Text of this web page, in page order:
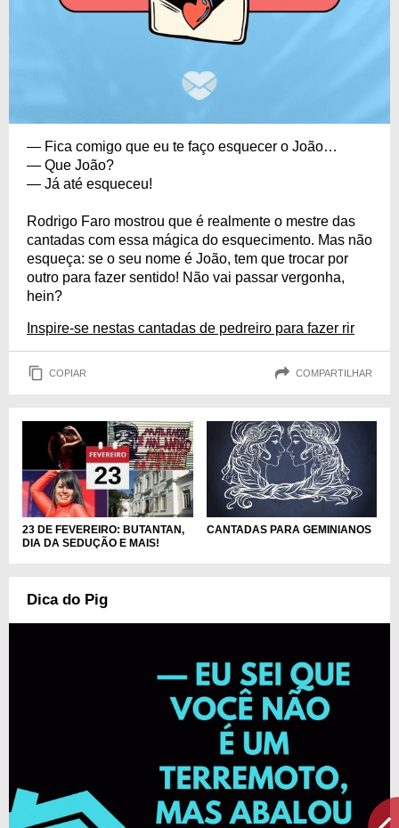
— Fica comigo que eu te faço esquecer o João…
— Que João?
— Já até esqueceu!
Rodrigo Faro mostrou que é realmente o mestre das
cantadas com essa mágica do esquecimento. Mas não
esqueça: se o seu nome é João, tem que trocar por
outro para fazer sentido! Não vai passar vergonha,
hein?
Inspire-se nestas cantadas de pedreiro para fazer rir
COPIAR COMPARTILHAR
23 DE FEVEREIRO: BUTANTAN,
DIA DA SEDUÇÃO E MAIS!
CANTADAS PARA GEMINIANOS
Dica do Pig